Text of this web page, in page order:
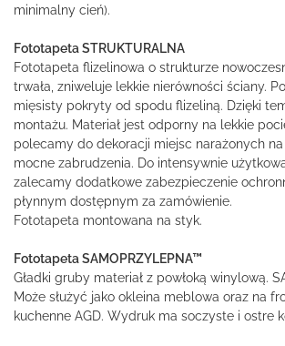
minimalny cień).
Fototapeta STRUKTURALNA
Fototapeta flizelinowa o strukturze
trwała, zniweluje lekkie nierówności ściany.
mięsisty pokryty od spodu flizeliną. Dzięki
montażu. Materiał jest odporny na lekkie
polecamy do dekoracji miejsc narażonych
mocne zabrudzenia. Do intensywnie
zalecamy dodatkowe zabezpieczenie
płynnym dostępnym za zamówienie.
Fototapeta montowana na styk.
Fototapeta SAMOPRZYLEPNA™
Gładki gruby materiał z powłoką winylową.
Może służyć jako okleina meblowa oraz na
kuchenne AGD. Wydruk ma soczyste i ostre